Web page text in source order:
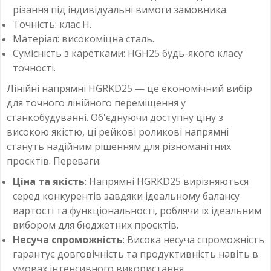
різання під індивідуальні вимоги замовника.
Точність: клас H.
Матеріал: високоміцна сталь.
Сумісність з каретками: HGH25 будь-якого класу
точності.
Лінійні напрямні HGRKD25 — це економічний вибір
для точного лінійного переміщення у
станкобудуванні. Об'єднуючи доступну ціну з
високою якістю, ці рейкові роликові напрямні
стануть надійним рішенням для різноманітних
проєктів. Переваги:
Ціна та якість: Напрямні HGRKD25 вирізняються
серед конкурентів завдяки ідеальному балансу
вартості та функціональності, роблячи їх ідеальним
вибором для бюджетних проєктів.
Несуча спроможність: Висока несуча спроможність
гарантує довговічність та продуктивність навіть в